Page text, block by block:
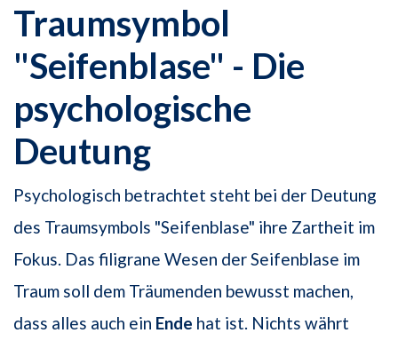
Traumsymbol
"Seifenblase" - Die
psychologische
Deutung
Psychologisch betrachtet steht bei der Deutung
des Traumsymbols "Seifenblase" ihre Zartheit im
Fokus. Das filigrane Wesen der Seifenblase im
Traum soll dem Träumenden bewusst machen,
dass alles auch ein Ende hat ist. Nichts währt